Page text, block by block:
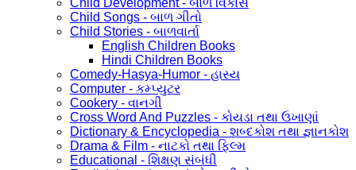
Child Songs - બાળ ગીતો
Child Stories - બાળવાર્તા
English Children Books
Hindi Children Books
Comedy-Hasya-Humor - હાસ્ય
Computer - કમ્પ્યુટર
Cookery - વાનગી
Cross Word And Puzzles - કોયડા તથા ઉખાણાં
Dictionary & Encyclopedia - શબ્દકોશ તથા જ્ઞાનકોશ
Drama & Film - નાટકો તથા ફિલ્મ
Educational - શિક્ષણ સંબંધી